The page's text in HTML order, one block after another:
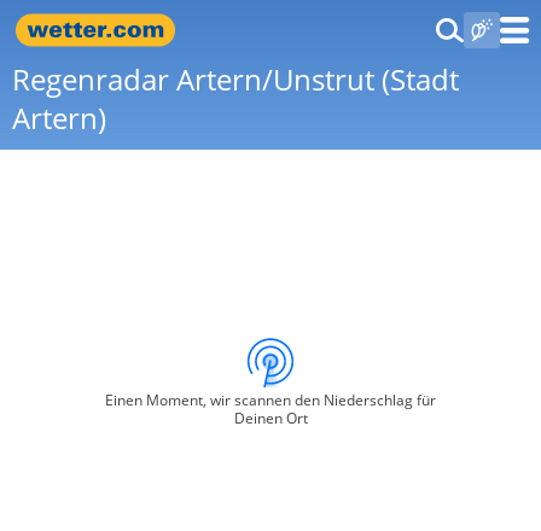
Regenradar Artern/Unstrut (Stadt
Artern)
Einen Moment, wir scannen den Niederschlag für
Deinen Ort